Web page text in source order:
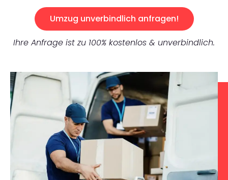
Umzug unverbindlich anfragen!
Ihre Anfrage ist zu 100% kostenlos & unverbindlich.